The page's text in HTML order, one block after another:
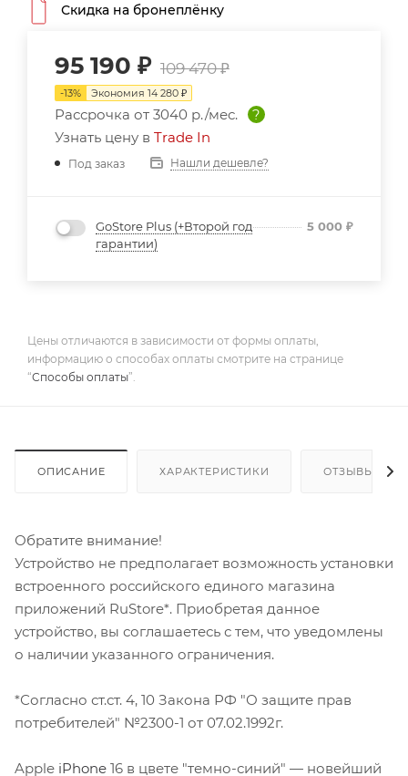
Скидка на бронеплёнку
95 190 ₽ 109 470₽
-13% Экономия 14 280 ₽
Рассрочка от 3040 р./мес.
?
Узнать цену в Trade In
Под заказ Нашли дешевле?
GoStore Plus (+Второй год
гарантии)
5 000 ₽
Цены отличаются в зависимости от формы оплаты,
информацию о способах оплаты смотрите на странице
“Способы оплаты”.
ОПИСАНИЕ ХАРАКТЕРИСТИКИ ОТЗЫВЫ
Обратите внимание!
Устройство не предполагает возможность установки
встроенного российского единого магазина
приложений RuStore*. Приобретая данное
устройство, вы соглашаетесь с тем, что уведомлены
о наличии указанного ограничения.
*Согласно ст.ст. 4, 10 Закона РФ "О защите прав
потребителей" №2300-1 от 07.02.1992г.
Apple iPhone 16 в цвете "темно-синий" — новейший